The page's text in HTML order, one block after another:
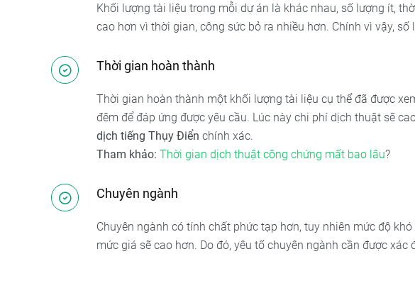
Khối lượng tài liệu trong mỗi dự án là khác nhau, số lượng ít,
cao hơn vì thời gian, công sức bỏ ra nhiều hơn. Chính vì vậy,
Thời gian hoàn thành
Thời gian hoàn thành một khối lượng tài liệu cụ thể đã được
đêm để đáp ứng được yêu cầu. Lúc này chi phí dịch thuật sẽ
dịch tiếng Thụy Điển chính xác.
Tham khảo: Thời gian dịch thuật công chứng mất bao lâu?
Chuyên ngành
Chuyên ngành có tính chất phức tạp hơn, tuy nhiên mức độ
mức giá sẽ cao hơn. Do đó, yêu tố chuyên ngành cần được